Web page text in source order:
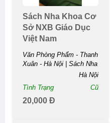
Sách Nha Khoa Cơ
Sở NXB Giáo Dục
Việt Nam
Văn Phòng Phẩm - Thanh
Xuân - Hà Nội | Sách Nha
Khoa Cơ Sở NXB Giáo
Hà Nội
Tình Trạng
Cũ
20,000 Đ